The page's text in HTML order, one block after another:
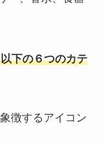
下の６つのカテ
徴するアイコン